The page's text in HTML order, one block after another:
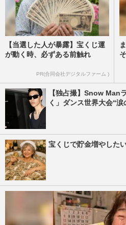
【当選した人が暴露】宝くじ運
が動く時、必ずある前触れ
PR(合同会社デジタルファーム )
【独占撮】Snow Man
く」ダンス世界大会“涙
宝くじで貯金増やした